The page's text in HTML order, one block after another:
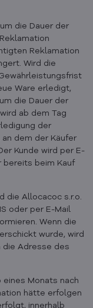
die Dauer der
Reklamation
Wird die
Ware erledigt,
die Dauer der
ab dem Tag
der
an dem der Käufer
Kunde wird per E-
bereits beim Kauf
die Allocacoc s.r.o.
oder per E-Mail
Wenn die
wurde, wird
die Adresse des
eines Monats nach
hätte erfolgen
innerhalb